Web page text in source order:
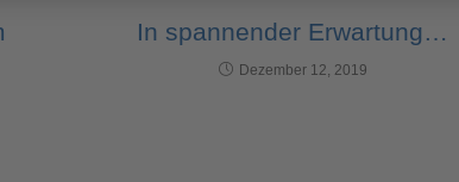
In spannender Erwartung…
Dezember 12, 2019